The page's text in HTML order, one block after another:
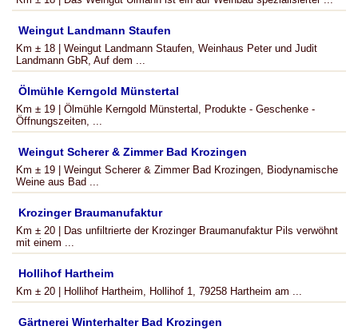
Weingut Landmann Staufen
Km ± 18 | Weingut Landmann Staufen, Weinhaus Peter und Judit
Landmann GbR, Auf dem ...
Ölmühle Kerngold Münstertal
Km ± 19 | Ölmühle Kerngold Münstertal, Produkte - Geschenke -
Öffnungszeiten, ...
Weingut Scherer & Zimmer Bad Krozingen
Km ± 19 | Weingut Scherer & Zimmer Bad Krozingen, Biodynamische
Weine aus Bad ...
Krozinger Braumanufaktur
Km ± 20 | Das unfiltrierte der Krozinger Braumanufaktur Pils verwöhnt
mit einem ...
Hollihof Hartheim
Km ± 20 | Hollihof Hartheim, Hollihof 1, 79258 Hartheim am ...
Gärtnerei Winterhalter Bad Krozingen